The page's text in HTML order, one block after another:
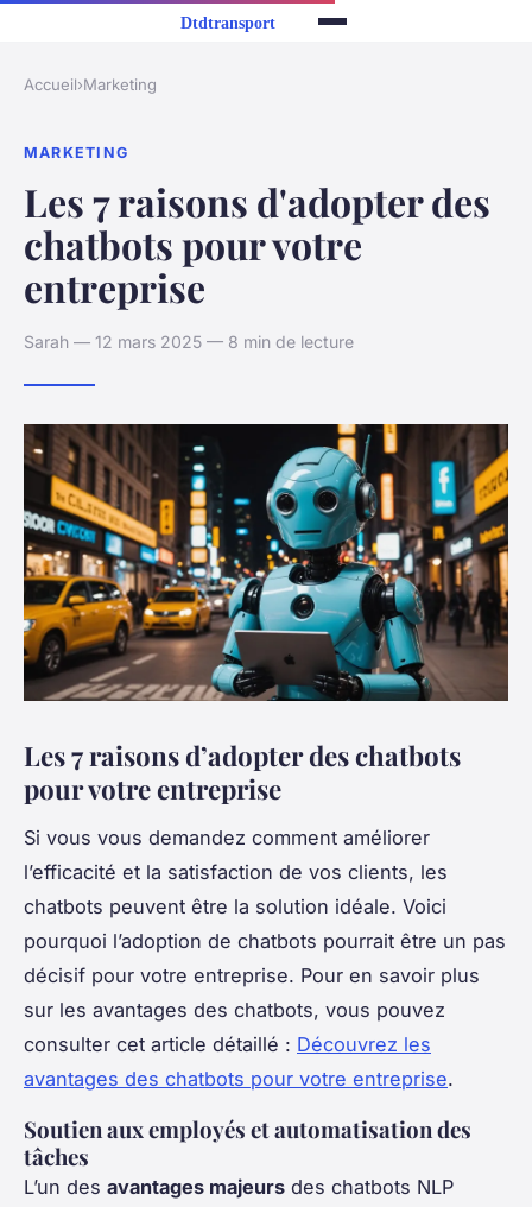
Accueil›Marketing
MARKETING
Les 7 raisons d'adopter des
chatbots pour votre
entreprise
Sarah — 12 mars 2025 — 8 min de lecture
Les 7 raisons d’adopter des chatbots
pour votre entreprise
Si vous vous demandez comment améliorer
l’efficacité et la satisfaction de vos clients, les
chatbots peuvent être la solution idéale. Voici
pourquoi l’adoption de chatbots pourrait être un pas
décisif pour votre entreprise. Pour en savoir plus
sur les avantages des chatbots, vous pouvez
consulter cet article détaillé : Découvrez les
avantages des chatbots pour votre entreprise.
Soutien aux employés et automatisation des
tâches
L’un des avantages majeurs des chatbots NLP